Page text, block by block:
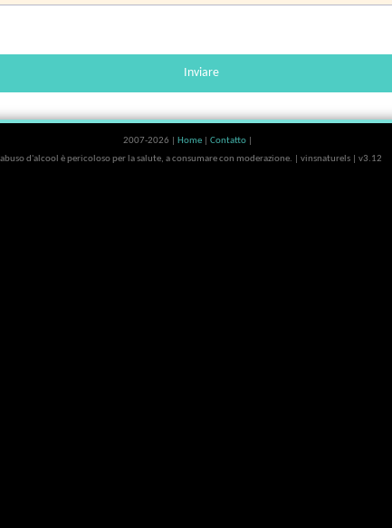
Inviare
2007-2026 | Home Contatto
d'alcool è pericoloso per la salute, a consumare con moderazione. | vinsnaturels | v3.12